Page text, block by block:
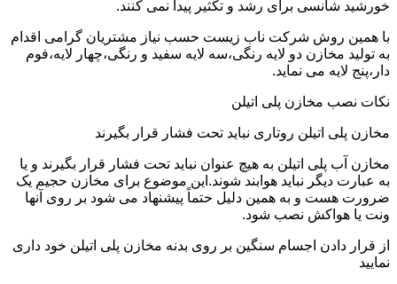
خورشید شانسی برای رشد و تکثیر پیدا نمی کنند.
با همین روش شرکت ناب زیست حسب نیاز مشتریان گرامی اقدام
به تولید مخازن دو لایه رنگی،سه لایه سفید و رنگی،چهار لایه،فوم
دار،پنج لایه می نماید.
نکات نصب مخازن پلی اتیلن
مخازن پلی اتیلن روتاری نباید تحت فشار قرار بگیرند
مخازن آب پلی اتیلن به هیچ عنوان نباید تحت فشار قرار بگیرند و یا
به عبارت دیگر نباید هوابند شوند.این موضوع برای مخازن حجیم یک
ضرورت هست و به همین دلیل حتماً پیشنهاد می شود بر روی آنها
ونت یا هواکش نصب شود.
از قرار دادن اجسام سنگین بر روی بدنه مخازن پلی اتیلن خود داری
نمایید